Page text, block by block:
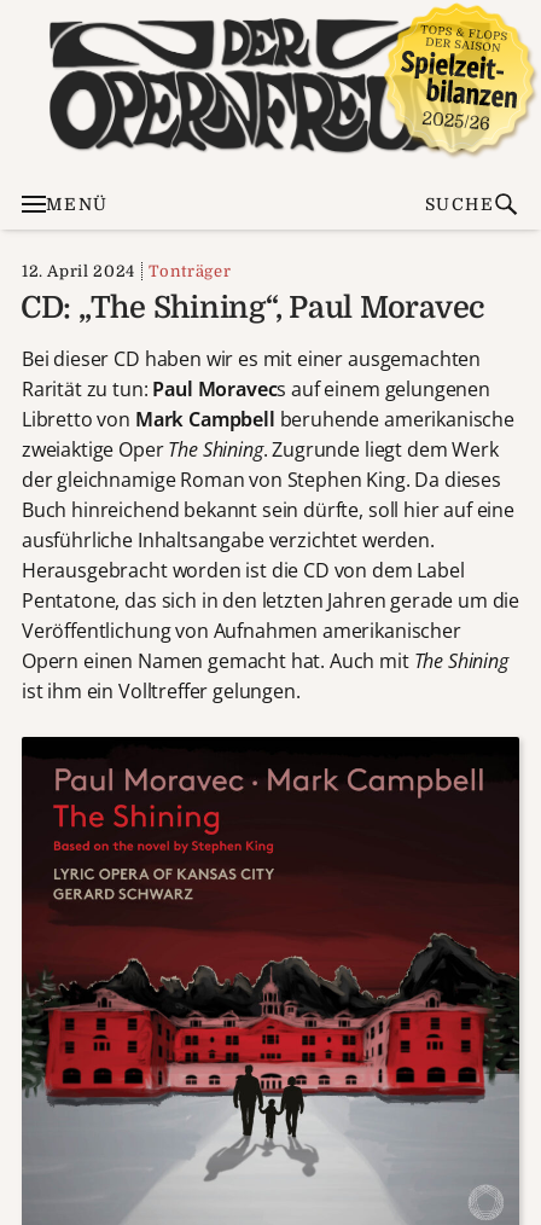
MENÜ SUCHE
12. April 2024 Tonträger
CD: „The Shining“, Paul Moravec
Bei dieser CD haben wir es mit einer ausgemachten
Rarität zu tun: Paul Moravecs auf einem gelungenen
Libretto von Mark Campbell beruhende amerikanische
zweiaktige OperThe Shining. Zugrunde liegt dem Werk
der gleichnamige Roman von Stephen King. Da dieses
Buch hinreichend bekannt sein dürfte, soll hier auf eine
ausführliche Inhaltsangabe verzichtet werden.
Herausgebracht worden ist die CD von dem Label
Pentatone, das sich in den letzten Jahren gerade um die
Veröffentlichung von Aufnahmen amerikanischer
Opern einen Namen gemacht hat. Auch mit The Shining
ist ihm ein Volltreffer gelungen.